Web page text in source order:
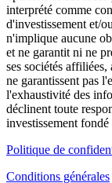
interprété comme
d'investissement et/
n'implique aucune
et ne garantit ni ne
ses sociétés
ne garantissent pas
l'exhaustivité des
déclinent toute
investissement
Politique de
Conditions générales